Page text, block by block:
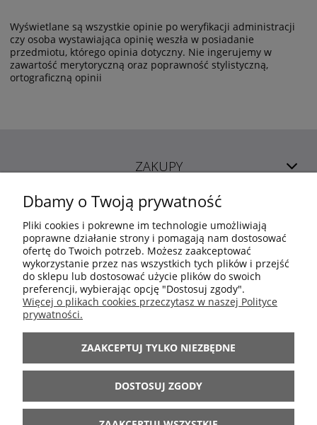
Wyświetlane są wszystkie opinie po weryfikacji administracji
czy osoba wystawiająca opinię weszła w posiadanie
przedmiotu, którego opinia dotyczny. Nie ingerujemy w
zawartość merytoryczną oraz poprawność stylistyczną,
ortograficzną opinii
ZAKUPY
POMOC
MOJE KONTO
INFORMACJE
ARANŻACJE
BĄDŹ Z NAMI
Dbamy o Twoją prywatność
Pliki cookies i pokrewne im technologie umożliwiają
poprawne działanie strony i pomagają nam dostosować
ofertę do Twoich potrzeb. Możesz zaakceptować
wykorzystanie przez nas wszystkich tych plików i przejść
do sklepu lub dostosować użycie plików do swoich
preferencji, wybierając opcję "Dostosuj zgody".
Więcej o plikach cookies przeczytasz w naszej Polityce
prywatności.
ZAAKCEPTUJ TYLKO NIEZBĘDNE
DOSTOSUJ ZGODY